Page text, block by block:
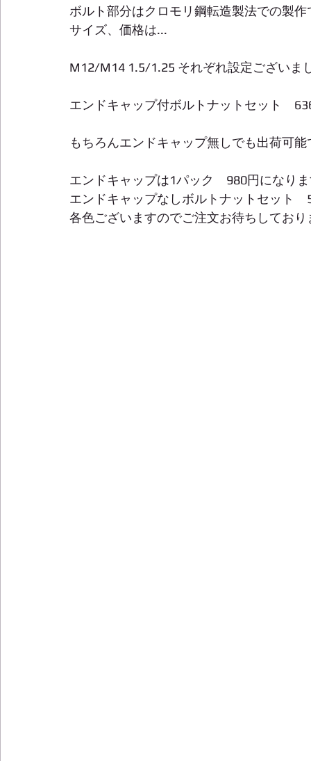
ボルト部分はクロモリ鋼転造製法での製
サイズ、価格は...
M12/M14 1.5/1.25 それぞれ設定ございま
エンドキャップ付ボルトナットセット　
もちろんエンドキャップ無しでも出荷可能
エンドキャップは1パック　980円になり
エンドキャップなしボルトナットセット
各色ございますのでご注文お待ちしており